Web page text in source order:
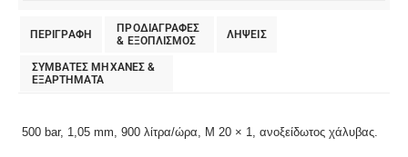
ΠΕΡΙΓΡΑΦΗ
ΠΡΟΔΙΑΓΡΑΦΕΣ
& EΞΟΠΛΙΣΜΟΣ
ΛΗΨΕΙΣ
ΣΥΜΒΑΤΕΣ ΜΗΧΑΝΕΣ &
ΕΞΑΡΤΗΜΑΤΑ
500 bar, 1,05 mm, 900 λίτρα/ώρα, M 20 × 1, ανοξείδωτος χάλυβας.